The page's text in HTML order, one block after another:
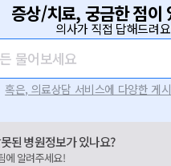
증상/치료, 궁금한 점이
의사가 직접 답해드려
물어보세요
혹은, 의료상담 서비스에 다양한 게
된 병원정보가 있나요?
에 알려주세요!